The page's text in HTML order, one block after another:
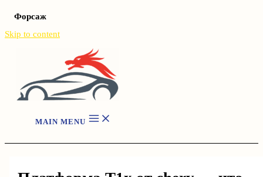
Форсаж
Skip to content
MAIN MENU